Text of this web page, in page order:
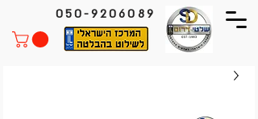
050-9206089